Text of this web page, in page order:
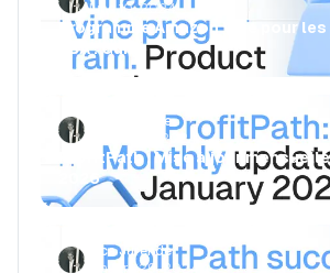
June 10, 2024
Programme Amazon Vine pour
FBA : Guide
Luca Jurende
February 2, 2024
ProfitPath : Mise à jour mensuelle
2026
Luca Jurende
January 29, 2024